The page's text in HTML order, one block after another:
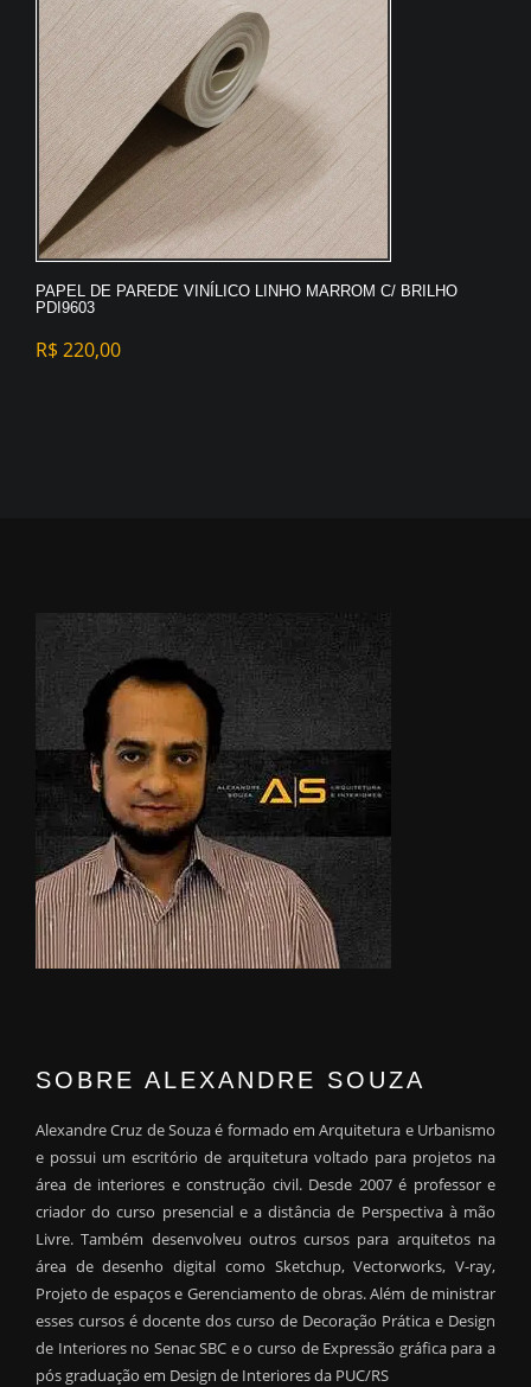
PAPEL DE PAREDE VINÍLICO LINHO MARROM C/ BRILHO
PDI9603
R$ 220,00
SOBRE ALEXANDRE SOUZA
Alexandre Cruz de Souza é formado em Arquitetura e Urbanismo
e possui um escritório de arquitetura voltado para projetos na
área de interiores e construção civil. Desde 2007 é professor e
criador do curso presencial e a distância de Perspectiva à mão
Livre. Também desenvolveu outros cursos para arquitetos na
área de desenho digital como Sketchup, Vectorworks, V-ray,
Projeto de espaços e Gerenciamento de obras. Além de ministrar
esses cursos é docente dos curso de Decoração Prática e Design
de Interiores no Senac SBC e o curso de Expressão gráfica para a
pós graduação em Design de Interiores da PUC/RS